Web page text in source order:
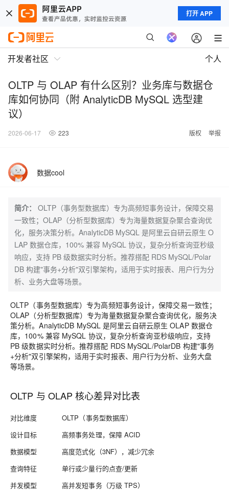
打开 APP
开发者社区 个人
OLTP 与 OLAP 有什么区别？业务库与数据仓
库如何协同（附 AnalyticDB MySQL 选型建
议）
2026-06-17 223 版权 举报
数据cool
简介：
OLTP（事务型数据库）专为高频短事务设计，保障交易
一致性；OLAP（分析型数据库）专为海量数据复杂聚合查询优
化，服务决策分析。AnalyticDB MySQL 是阿里云自研云原生 O
LAP 数据仓库，100% 兼容 MySQL 协议，复杂分析查询亚秒级
响应，支持 PB 级数据实时分析。推荐搭配 RDS MySQL/Polar
DB 构建"事务+分析"双引擎架构，适用于实时报表、用户行为分
析、业务大盘等场景。
OLTP（事务型数据库）专为高频短事务设计，保障交易一致性；
OLAP（分析型数据库）专为海量数据复杂聚合查询优化，服务决
策分析。AnalyticDB MySQL 是阿里云自研云原生 OLAP 数据仓
库，100% 兼容 MySQL 协议，复杂分析查询亚秒级响应，支持
PB 级数据实时分析。推荐搭配 RDS MySQL/PolarDB 构建"事务
+分析"双引擎架构，适用于实时报表、用户行为分析、业务大盘
等场景。
OLTP 与 OLAP 核心差异对比表
对比维度
OLTP（事务型数据库）
设计目标
高频事务处理，保障 ACID
数据模型
高度范式化（3NF），减少冗余
查询特征
单行或少量行的点查/更新
并发模型
高并发短事务（万级 TPS）